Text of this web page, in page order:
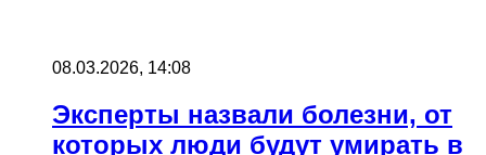
08.03.2026, 14:08
Эксперты назвали болезни, от
которых люди будут умирать в